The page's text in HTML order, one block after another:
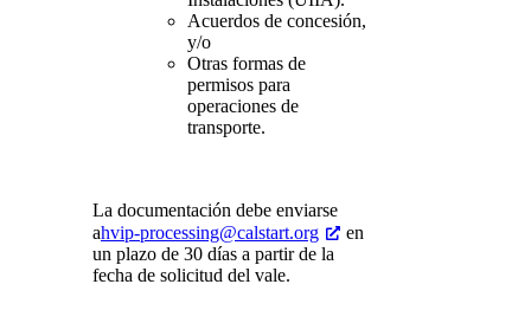
Acuerdos de concesión,
y/o
Otras formas de
permisos para
operaciones de
transporte.
La documentación debe enviarse
ahvip-processing@calstart.org
en
un plazo de 30 días a partir de la
fecha de solicitud del vale.